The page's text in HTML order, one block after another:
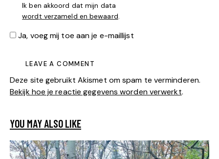
Ik ben akkoord dat mijn data
wordt verzameld en bewaard.
Ja, voeg mij toe aan je e-maillijst
Deze site gebruikt Akismet om spam te verminderen.
Bekijk hoe je reactie gegevens worden verwerkt.
YOU MAY ALSO LIKE